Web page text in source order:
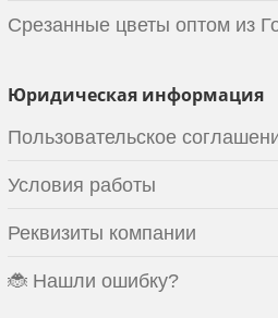
Срезанные цветы оптом из
Юридическая информация
Пользовательское
Условия работы
Реквизиты компании
🐞 Нашли ошибку?